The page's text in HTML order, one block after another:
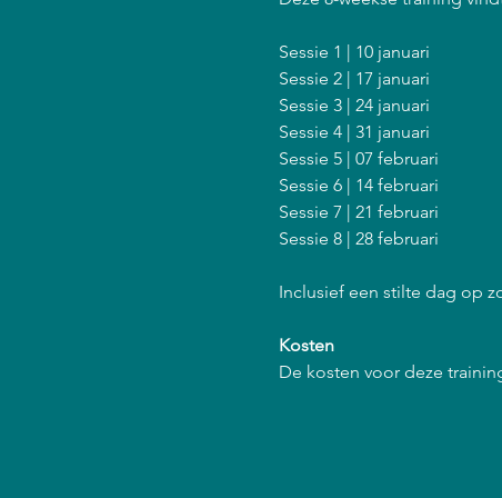
Sessie 1 | 10 januari
Sessie 2 | 17 januari
Sessie 3 | 24 januari
Sessie 4 | 31 januari
Sessie 5 | 07 februari
Sessie 6 | 14 februari
Sessie 7 | 21 februari
Sessie 8 | 28 februari
Inclusief een stilte dag op
Kosten
De kosten voor deze